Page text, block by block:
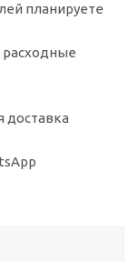
планируете
доставка